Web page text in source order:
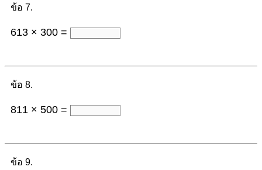
ข้อ 7.
613 × 300 =
ข้อ 8.
811 × 500 =
ข้อ 9.